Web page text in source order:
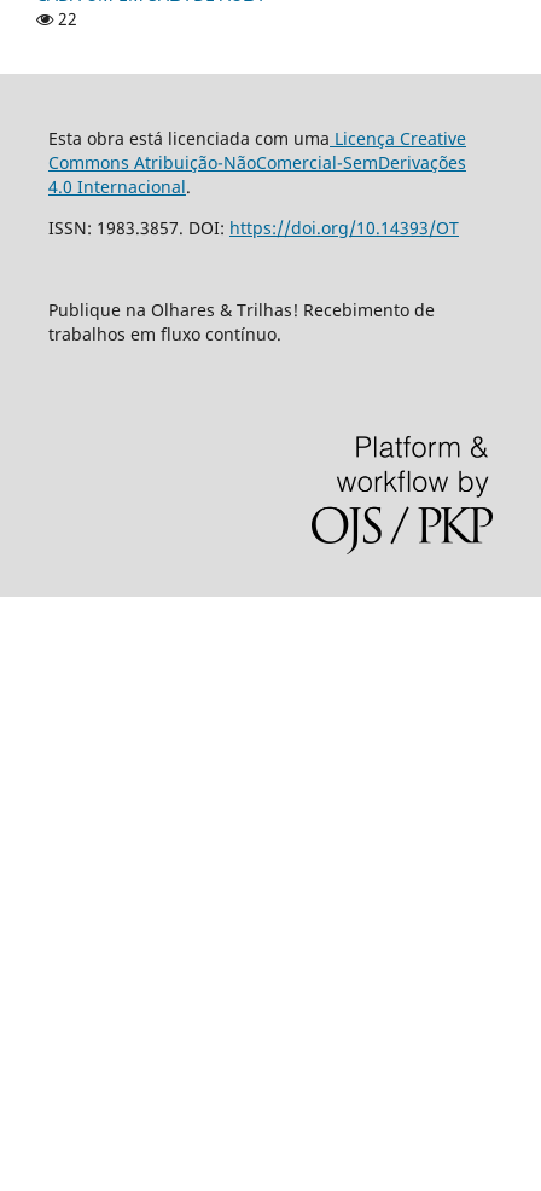
22
Esta obra está licenciada com uma Licença Creative
Commons Atribuição-NãoComercial-SemDerivações
4.0 Internacional.
ISSN: 1983.3857. DOI: https://doi.org/10.14393/OT
Publique na Olhares & Trilhas! Recebimento de
trabalhos em fluxo contínuo.